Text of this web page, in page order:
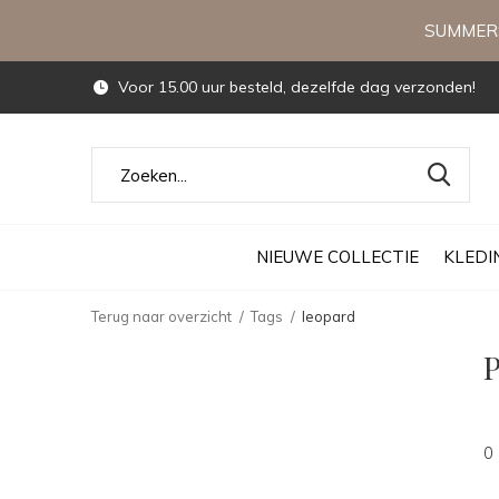
NIEUWE COLLECTIE
Voor 15.00 uur besteld, dezelfde dag verzonden!
Terug naar overzicht Tags leopard
0